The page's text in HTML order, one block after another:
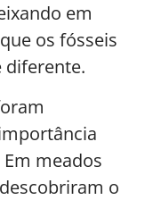
em
os fósseis
diferente.
meados
o